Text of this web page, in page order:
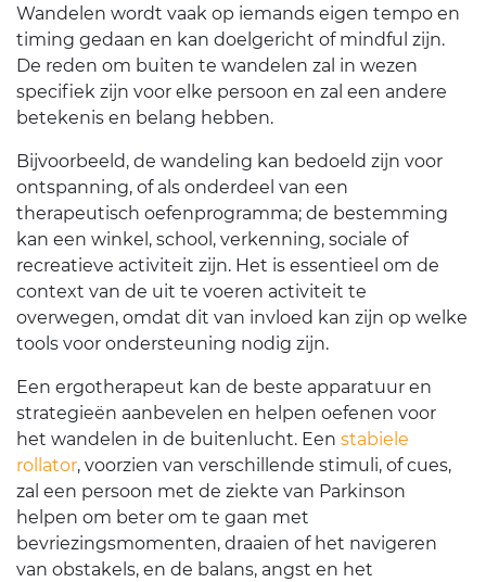
Wandelen wordt vaak op iemands eigen tempo en
timing gedaan en kan doelgericht of mindful zijn.
De reden om buiten te wandelen zal in wezen
specifiek zijn voor elke persoon en zal een andere
betekenis en belang hebben.
Bijvoorbeeld, de wandeling kan bedoeld zijn voor
ontspanning, of als onderdeel van een
therapeutisch oefenprogramma; de bestemming
kan een winkel, school, verkenning, sociale of
recreatieve activiteit zijn. Het is essentieel om de
context van de uit te voeren activiteit te
overwegen, omdat dit van invloed kan zijn op welke
tools voor ondersteuning nodig zijn.
Een ergotherapeut kan de beste apparatuur en
strategieën aanbevelen en helpen oefenen voor
het wandelen in de buitenlucht. Een stabiele
rollator, voorzien van verschillende stimuli, of cues,
zal een persoon met de ziekte van Parkinson
helpen om beter om te gaan met
bevriezingsmomenten, draaien of het navigeren
van obstakels, en de balans, angst en het